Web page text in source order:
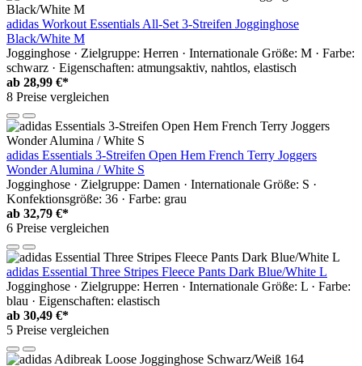
adidas Workout Essentials All-Set 3-Streifen Jogginghose
Black/White M
Jogginghose · Zielgruppe: Herren · Internationale Größe: M · Farbe:
schwarz · Eigenschaften: atmungsaktiv, nahtlos, elastisch
ab 28,99 €*
8 Preise vergleichen
adidas Essentials 3-Streifen Open Hem French Terry Joggers
Wonder Alumina / White S
Jogginghose · Zielgruppe: Damen · Internationale Größe: S ·
Konfektionsgröße: 36 · Farbe: grau
ab 32,79 €*
6 Preise vergleichen
adidas Essential Three Stripes Fleece Pants Dark Blue/White L
Jogginghose · Zielgruppe: Herren · Internationale Größe: L · Farbe:
blau · Eigenschaften: elastisch
ab 30,49 €*
5 Preise vergleichen